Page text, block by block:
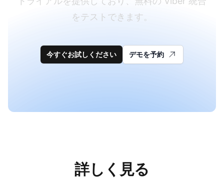
をテストできます。
今すぐお試しください デモを予約
詳しく見る